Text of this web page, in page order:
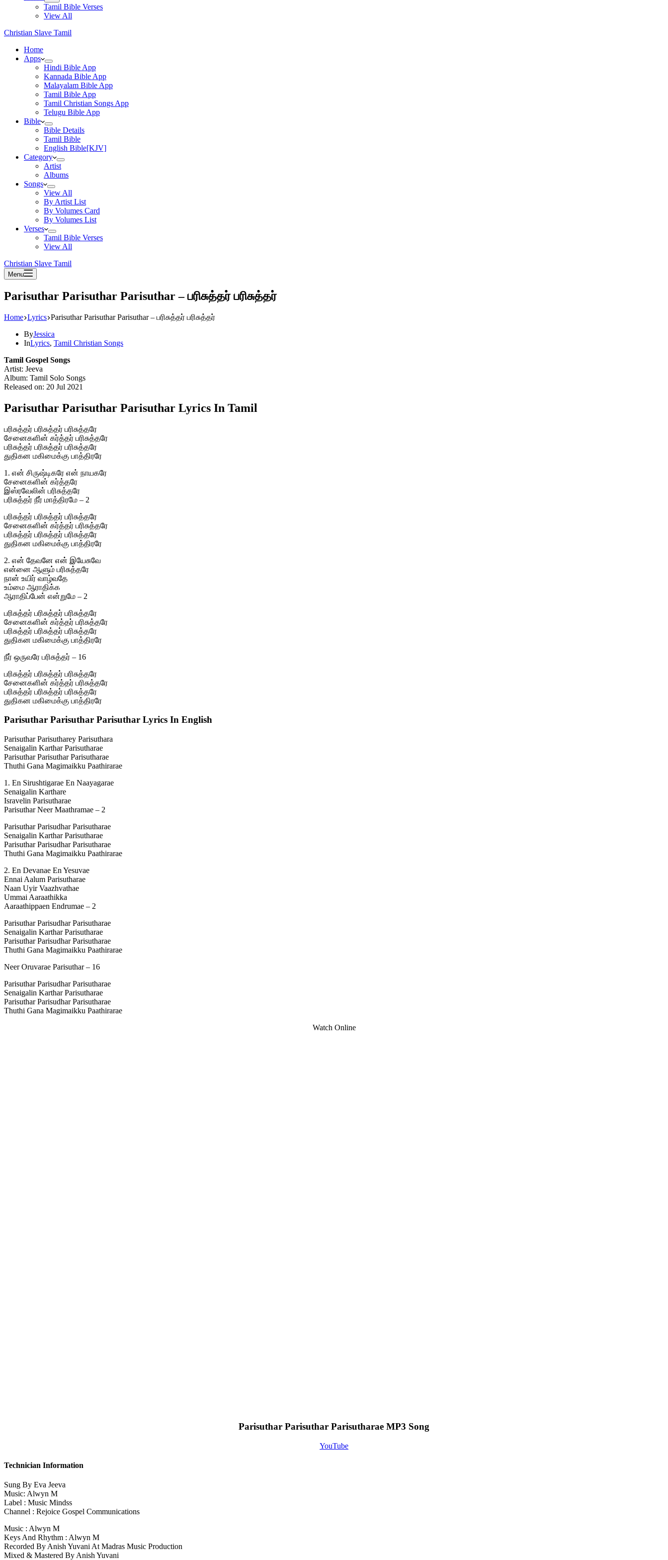
Tamil Bible Verses
View All
Christian Slave Tamil
Home
Apps
Hindi Bible App
Kannada Bible App
Malayalam Bible App
Tamil Bible App
Tamil Christian Songs App
Telugu Bible App
Bible
Bible Details
Tamil Bible
English Bible[KJV]
Category
Artist
Albums
Songs
View All
By Artist List
By Volumes Card
By Volumes List
Verses
Tamil Bible Verses
View All
Christian Slave Tamil
Menu
Parisuthar Parisuthar Parisuthar – பரிசுத்தர் பரிசுத்தர்
Home Lyrics Parisuthar Parisuthar Parisuthar – பரிசுத்தர் பரிசுத்தர்
ByJessica
InLyrics, Tamil Christian Songs
Tamil Gospel Songs
Artist: Jeeva
Album: Tamil Solo Songs
Released on: 20 Jul 2021
Parisuthar Parisuthar Parisuthar Lyrics In Tamil
பரிசுத்தர் பரிசுத்தர் பரிசுத்தரே
சேனைகளின் கர்த்தர் பரிசுத்தரே
பரிசுத்தர் பரிசுத்தர் பரிசுத்தரே
துதிகன மகிமைக்கு பாத்திரரே
1. என் சிருஷ்டிகரே என் நாயகரே
சேனைகளின் கர்த்தரே
இஸ்ரவேலின் பரிசுத்தரே
பரிசுத்தர் நீர் மாத்திரமே – 2
பரிசுத்தர் பரிசுத்தர் பரிசுத்தரே
சேனைகளின் கர்த்தர் பரிசுத்தரே
பரிசுத்தர் பரிசுத்தர் பரிசுத்தரே
துதிகன மகிமைக்கு பாத்திரரே
2. என் தேவனே என் இயேசுவே
என்னை ஆளும் பரிசுத்தரே
நான் உயிர் வாழ்வதே
உம்மை ஆராதிக்க
ஆராதிப்பேன் என்றுமே – 2
பரிசுத்தர் பரிசுத்தர் பரிசுத்தரே
சேனைகளின் கர்த்தர் பரிசுத்தரே
பரிசுத்தர் பரிசுத்தர் பரிசுத்தரே
துதிகன மகிமைக்கு பாத்திரரே
நீர் ஒருவரே பரிசுத்தர் – 16
பரிசுத்தர் பரிசுத்தர் பரிசுத்தரே
சேனைகளின் கர்த்தர் பரிசுத்தரே
பரிசுத்தர் பரிசுத்தர் பரிசுத்தரே
துதிகன மகிமைக்கு பாத்திரரே
Parisuthar Parisuthar Parisuthar Lyrics In English
Parisuthar Parisutharey Parisuthara
Senaigalin Karthar Parisutharae
Parisuthar Parisuthar Parisutharae
Thuthi Gana Magimaikku Paathirarae
1. En Sirushtigarae En Naayagarae
Senaigalin Karthare
Isravelin Parisutharae
Parisuthar Neer Maathramae – 2
Parisuthar Parisudhar Parisutharae
Senaigalin Karthar Parisutharae
Parisuthar Parisudhar Parisutharae
Thuthi Gana Magimaikku Paathirarae
2. En Devanae En Yesuvae
Ennai Aalum Parisutharae
Naan Uyir Vaazhvathae
Ummai Aaraathikka
Aaraathippaen Endrumae – 2
Parisuthar Parisudhar Parisutharae
Senaigalin Karthar Parisutharae
Parisuthar Parisudhar Parisutharae
Thuthi Gana Magimaikku Paathirarae
Neer Oruvarae Parisuthar – 16
Parisuthar Parisudhar Parisutharae
Senaigalin Karthar Parisutharae
Parisuthar Parisudhar Parisutharae
Thuthi Gana Magimaikku Paathirarae
Watch Online
Parisuthar Parisuthar Parisutharae MP3 Song
YouTube
Technician Information
Sung By Eva Jeeva
Music: Alwyn M
Label : Music Mindss
Channel : Rejoice Gospel Communications
Music : Alwyn M
Keys And Rhythm : Alwyn M
Recorded By Anish Yuvani At Madras Music Production
Mixed & Mastered By Anish Yuvani